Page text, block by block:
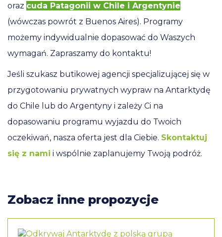
oraz cuda Patagonii w Chile i Argentynie
(wówczas powrót z Buenos Aires). Programy
możemy indywidualnie dopasować do Waszych
wymagań. Zapraszamy do kontaktu!
Jeśli szukasz butikowej agencji specjalizującej się w
przygotowaniu prywatnych wypraw na Antarktydę
do Chile lub do Argentyny i zależy Ci na
dopasowaniu programu wyjazdu do Twoich
oczekiwań, nasza oferta jest dla Ciebie. Skontaktuj
się z nami i wspólnie zaplanujemy Twoją podróż.
Zobacz inne propozycje